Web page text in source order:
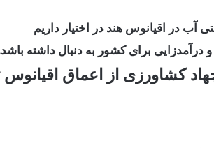
آب در اقیانوس هند در اختیار داریم
درآمدزایی برای کشور به دنبال داشته
کشاورزی از اعماق اقیانوس